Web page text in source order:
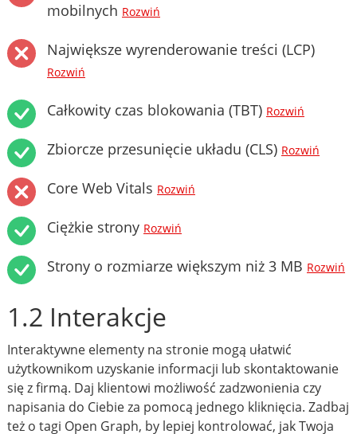
mobilnych Rozwiń
Największe wyrenderowanie treści (LCP)
Rozwiń
Całkowity czas blokowania (TBT) Rozwiń
Zbiorcze przesunięcie układu (CLS) Rozwiń
Core Web Vitals Rozwiń
Ciężkie strony Rozwiń
Strony o rozmiarze większym niż 3 MB Rozwiń
1.2 Interakcje
Interaktywne elementy na stronie mogą ułatwić
użytkownikom uzyskanie informacji lub skontaktowanie
się z firmą. Daj klientowi możliwość zadzwonienia czy
napisania do Ciebie za pomocą jednego kliknięcia. Zadbaj
też o tagi Open Graph, by lepiej kontrolować, jak Twoja